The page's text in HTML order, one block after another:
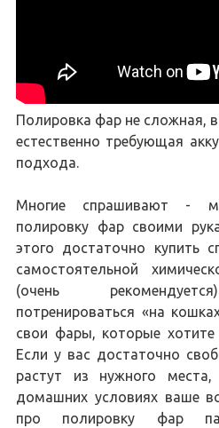
Полировка фар не сложная,
естественно требующая
подхода.
Многие спрашивают -
полировку фар своими
этого достаточно купить
самостоятельной
(очень
потренироваться «на
свои фары, которые хотите
Если у вас достаточно
растут из нужного
домашних условиях ваше
про полировку фар